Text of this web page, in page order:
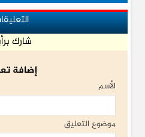
شارك
إضافة
الأسم
موضوع التعليق